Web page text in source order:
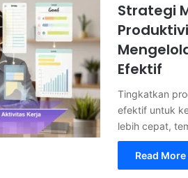
Strategi
Efektif
Tingkatkan
efektif untuk
lebih cepat,
Read More